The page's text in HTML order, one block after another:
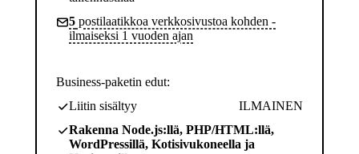
5 postilaatikkoa verkkosivustoa kohden -
ilmaiseksi 1 vuoden ajan
Business-paketin edut:
Liitin sisältyy
ILMAINEN
Rakenna Node.js:llä, PHP/HTML:llä,
WordPressillä, Kotisivukoneella ja